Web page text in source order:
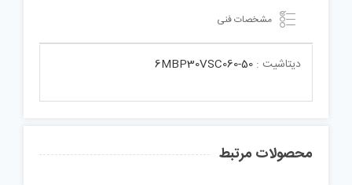
مشخصات فنی
دیتاشیت : 6MBP30VSC060-50
محصولات مرتبط